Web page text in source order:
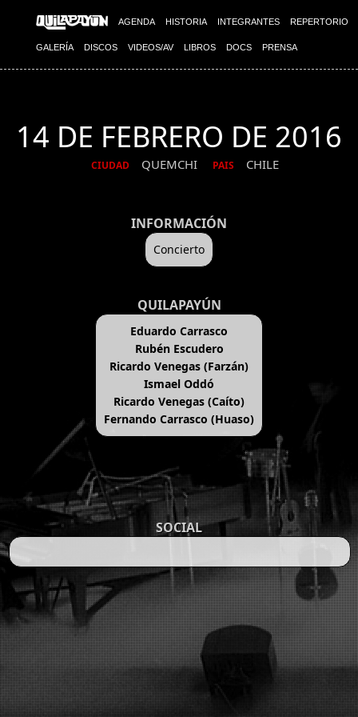
AGENDA HISTORIA INTEGRANTES REPERTORIO
GALERÍA DISCOS VIDEOS/AV LIBROS DOCS PRENSA
14 DE FEBRERO DE 2016
CIUDAD QUEMCHI PAIS CHILE
INFORMACIÓN
Concierto
QUILAPAYÚN
Eduardo Carrasco
Rubén Escudero
Ricardo Venegas (Farzán)
Ismael Oddó
Ricardo Venegas (Caíto)
Fernando Carrasco (Huaso)
SOCIAL